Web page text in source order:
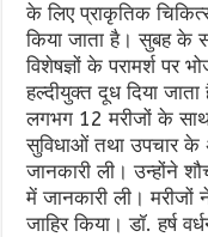
के लिए प्राकृतिक
किया जाता है। सुबह के
विशेषज्ञों के परामर्श पर
हल्दीयुक्त दूध दिया
लगभग 12 मरीजों के
सुविधाओं तथा उपचार के
जानकारी ली। उन्होंने
में जानकारी ली।
जाहिर किया। डॉ. हर्ष